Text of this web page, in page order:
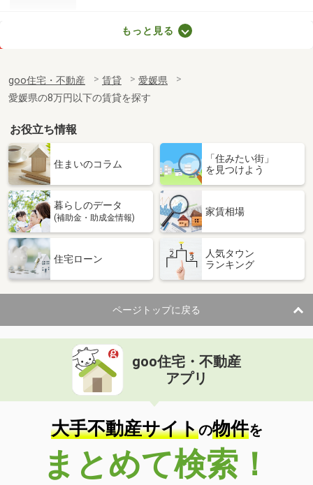
専有面積
23.18m²
間取り
1K
愛媛県松山市内浜町
価 格
3.80万円
愛媛県松山市内浜町
専有面積 23.18m²
間取り
愛媛県松山市福音寺町
住 所
愛媛県松山市福音寺町
専有面積 30m²
間取り
1K
愛媛県松山市土居田町
価 格
住 所
愛媛県松山市土居田町
専有面積 30.84m²
間取り
1K
愛媛県松山市緑町２丁目
価 格
3.60万円
もっと見る
goo住宅・不動産 賃貸
愛媛県
愛媛県の8万円以下の賃貸を探す
お役立ち情報
住まいのコラム
「住みたい街」
を見つけよう
暮らしのデータ
(補助金・助成金情報)
家賃相場
住宅ローン
人気タウン
ランキング
ページトップに戻る
goo住宅・不動産
アプリ
大手不動産サイトの物件を
まとめて検索！